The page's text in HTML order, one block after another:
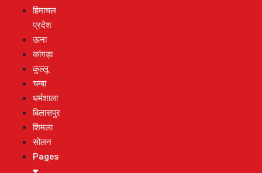
हिमाचल
प्रदेश
ऊना
कांगड़ा
कुल्लू
चम्बा
धर्मशाला
बिलासपुर
शिमला
सोलन
Pages